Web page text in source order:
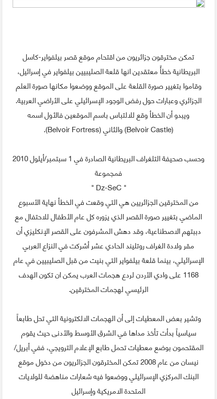
تمكن مخترقون جزائريون من اقتحام موقع قصر بيلفواير-كاسل
البريطانية خطأً معتقدين انها قلعة الصليبيين بيلفواير في إسرائيل،
وقاموا بتغيير صورة القلعة على الموقع ووضعوا مكانها صورة العلم
الجزائري وعبارات حول رفض الوجود الإسرائيلي على الأراضي العربية.
ويبدو أن الخطأ وقع للالتباس باسم الموقعين فالأول اسمه
(Belvoir Castle) والثاني (Belvoir Fortress).
وحسب صحيفة التلغراف البريطانية الصادرة في 1 سبتمبر/أيلول 2010
فمجموعة
" Dz-SeC "
من المخترقين الجزائريين هي التي وقعت في الخطأ نهاية الأسبوع
الماضي بتغيير صورة القصر الذي يزوره كل عام الأطفال للاحتفال مع
دببتهم الاصطناعية، وقد دهش المشرفون على القصر الإنكليزي أن
مقر ولادة الغراف روتليند الحادي عشر أشركت في النزاع العربي
الإسرائيلي، بينما قلعة بيلفواير التي بنيت من قبل الصليبيين في عام
1168 على وادي الأردن لردع هجمات العرب يمكن ان تكون الهدف
الرئيسي لهجمات المخترقين.
وتشير بعض المعطيات إلى أن الهجمات الالكترونية التي تحل طابعاً
سياسياً بدأت تأخذ مداها في الشرق الأوسط والأدنى حيث يقوم
المقتحمون بوضع معطيات تحمل طابع الإعلام الترويجي، ففي أبريل/
نيسان من عام 2008 تمكن المخترقون الجزائريون من دخول موقع
البنك المركزي الإسرائيلي ووضعوا فيه شعارات مناهضة للولايات
المتحدة الامريكية وإسرائيل